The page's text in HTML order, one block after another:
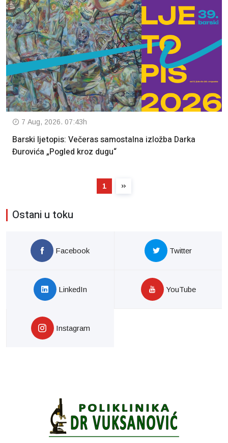
7 Aug, 2026. 07:43h
Barski ljetopis: Večeras samostalna izložba Darka
Đurovića „Pogled kroz dugu“
1
Ostani u toku
Facebook Twitter
LinkedIn YouTube
Instagram